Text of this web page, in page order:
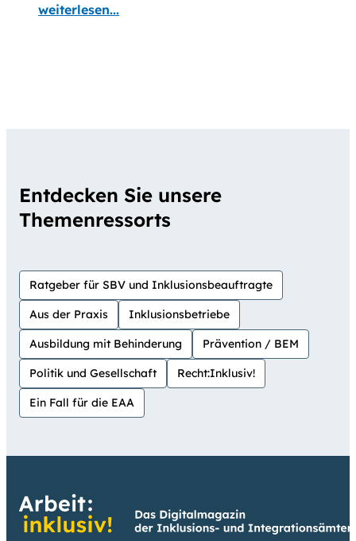
weiterlesen...
Entdecken Sie unsere
Themenressorts
Ratgeber für SBV und Inklusionsbeauftragte
Aus der Praxis Inklusionsbetriebe
Ausbildung mit Behinderung Prävention / BEM
Politik und Gesellschaft Recht:Inklusiv!
Ein Fall für die EAA